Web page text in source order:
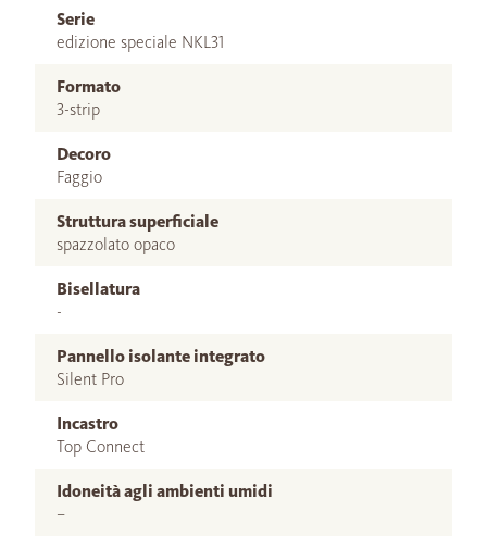
Serie
edizione speciale NKL31
Formato
3-strip
Decoro
Faggio
Struttura superficiale
spazzolato opaco
Bisellatura
-
Pannello isolante integrato
Silent Pro
Incastro
Top Connect
Idoneità agli ambienti umidi
–